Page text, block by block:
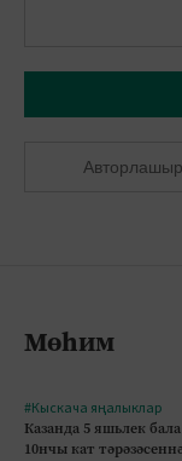
Мөһим
#Кыскача яңалыклар
Казанда 5 яшьлек бала
10нчы кат